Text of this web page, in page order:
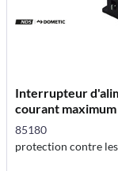
Interrupteur
courant
85180
protection contre